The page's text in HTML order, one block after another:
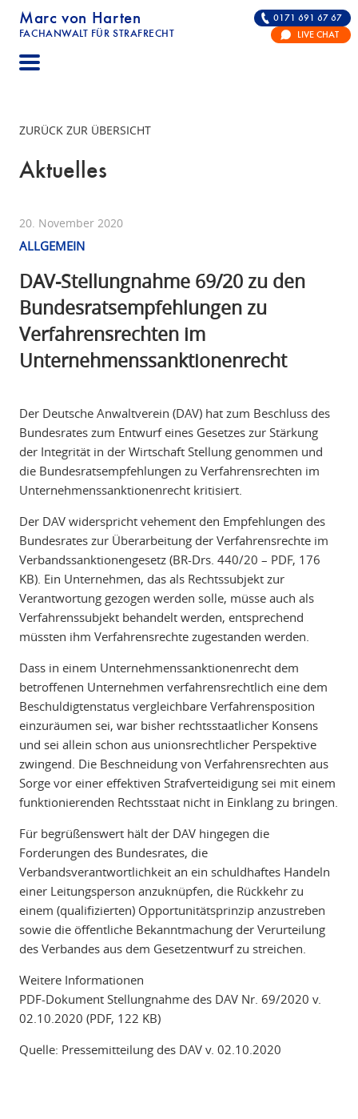
Marc von Harten
FACHANWALT FÜR STRAFRECHT
STRAFRECHT | RECHTSANWALT FÜR DIE
0171 691 67 67
LIVE CHAT
ZURÜCK ZUR ÜBERSICHT
Aktuelles
20. November 2020
ALLGEMEIN
DAV-Stellungnahme 69/20 zu den
Bundesratsempfehlungen zu
Verfahrensrechten im
Unternehmenssanktionenrecht
Der Deutsche Anwaltverein (DAV) hat zum Beschluss des
Bundesrates zum Entwurf eines Gesetzes zur Stärkung
der Integrität in der Wirtschaft Stellung genommen und
die Bundesratsempfehlungen zu Verfahrensrechten im
Unternehmenssanktionenrecht kritisiert.
Der DAV widerspricht vehement den Empfehlungen des
Bundesrates zur Überarbeitung der Verfahrensrechte im
Verbandssanktionengesetz (BR-Drs. 440/20 – PDF, 176
KB). Ein Unternehmen, das als Rechtssubjekt zur
Verantwortung gezogen werden solle, müsse auch als
Verfahrenssubjekt behandelt werden, entsprechend
müssten ihm Verfahrensrechte zugestanden werden.
Dass in einem Unternehmenssanktionenrecht dem
betroffenen Unternehmen verfahrensrechtlich eine dem
Beschuldigtenstatus vergleichbare Verfahrensposition
einzuräumen sei, war bisher rechtsstaatlicher Konsens
und sei allein schon aus unionsrechtlicher Perspektive
zwingend. Die Beschneidung von Verfahrensrechten aus
Sorge vor einer effektiven Strafverteidigung sei mit einem
funktionierenden Rechtsstaat nicht in Einklang zu bringen.
Für begrüßenswert hält der DAV hingegen die
Forderungen des Bundesrates, die
Verbandsverantwortlichkeit an ein schuldhaftes Handeln
einer Leitungsperson anzuknüpfen, die Rückkehr zu
einem (qualifizierten) Opportunitätsprinzip anzustreben
sowie die öffentliche Bekanntmachung der Verurteilung
des Verbandes aus dem Gesetzentwurf zu streichen.
Weitere Informationen
PDF-Dokument Stellungnahme des DAV Nr. 69/2020 v.
02.10.2020 (PDF, 122 KB)
Quelle: Pressemitteilung des DAV v. 02.10.2020